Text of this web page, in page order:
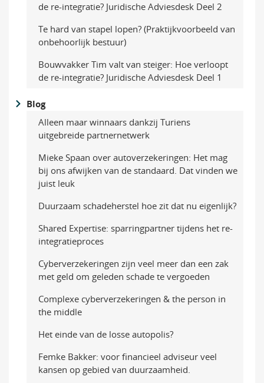
de re-integratie? Juridische Adviesdesk Deel 2
Te hard van stapel lopen? (Praktijkvoorbeeld van
onbehoorlijk bestuur)
Bouwvakker Tim valt van steiger: Hoe verloopt
de re-integratie? Juridische Adviesdesk Deel 1
Blog
Alleen maar winnaars dankzij Turiens
uitgebreide partnernetwerk
Mieke Spaan over autoverzekeringen: Het mag
bij ons afwijken van de standaard. Dat vinden we
juist leuk
Duurzaam schadeherstel hoe zit dat nu eigenlijk?
Shared Expertise: sparringpartner tijdens het re-
integratieproces
Cyberverzekeringen zijn veel meer dan een zak
met geld om geleden schade te vergoeden
Complexe cyberverzekeringen & the person in
the middle
Het einde van de losse autopolis?
Femke Bakker: voor financieel adviseur veel
kansen op gebied van duurzaamheid.